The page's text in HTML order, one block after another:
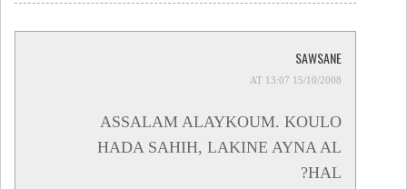
SAWSANE
15/10/2008 AT 13:07
ASSALAM ALAYKOUM. KOULO
HADA SAHIH, LAKINE AYNA AL
HAL?